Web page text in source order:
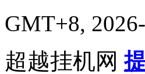
GMT+8,
超越挂机网